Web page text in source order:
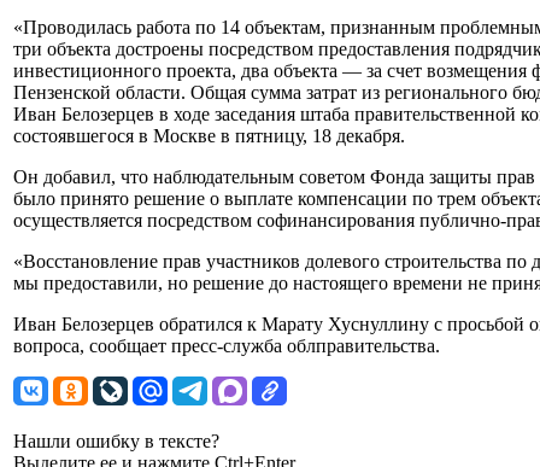
«Проводилась работа по 14 объектам, признанным
три объекта достроены посредством предоставления
инвестиционного проекта, два объекта — за счет возмещения
Пензенской области. Общая сумма затрат из регионального
Иван Белозерцев в ходе заседания штаба правительственной
состоявшегося в Москве в пятницу, 18 декабря.
Он добавил, что наблюдательным советом Фонда защиты прав
было принято решение о выплате компенсации по трем
осуществляется посредством софинансирования публично-
«Восстановление прав участников долевого строительства
мы предоставили, но решение до настоящего времени не
Иван Белозерцев обратился к Марату Хуснуллину с просьбой
вопроса, сообщает пресс-служба облправительства.
Нашли ошибку в тексте?